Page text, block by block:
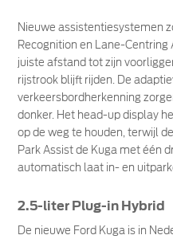
Nieuwe assistentiesystemen
Recognition en Lane-Centring
juiste afstand tot zijn
rijstrook blijft rijden. De
verkeersbordherkenning
donker. Het head-up display
op de weg te houden, terwijl
Park Assist de Kuga met één
automatisch laat in- en
2.5-liter Plug-in Hybrid
De nieuwe Ford Kuga is in